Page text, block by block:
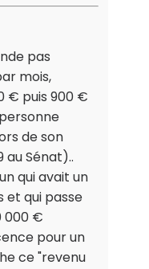
pas
mois,
€ puis 900 €
de son
au Sénat)..
qui avait un
et qui passe
000 €
pour un
ce "revenu